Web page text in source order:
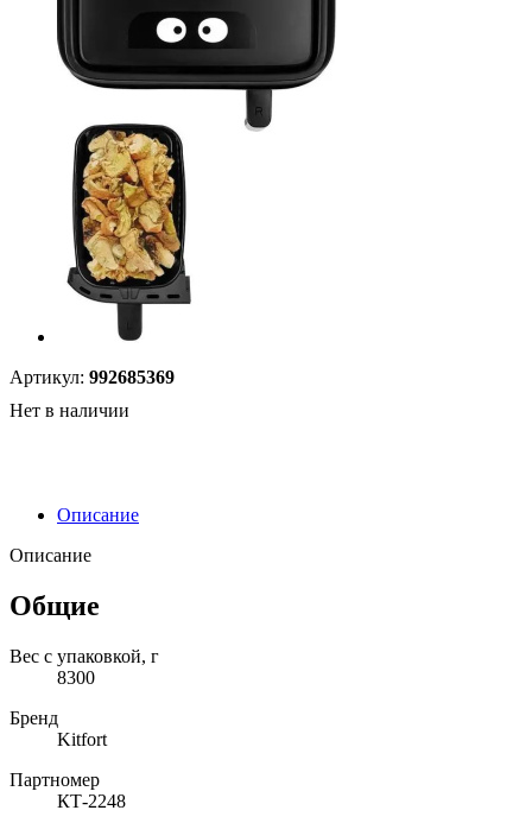
Артикул: 992685369
Нет в наличии
Описание
Описание
Общие
Вес с упаковкой, г
8300
Бренд
Kitfort
Партномер
КТ-2248